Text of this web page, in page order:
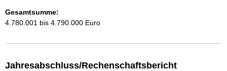
Gesamtsumme:
4.780.001 bis 4.790.000 Euro
Jahresabschluss/Rechenschaftsbericht